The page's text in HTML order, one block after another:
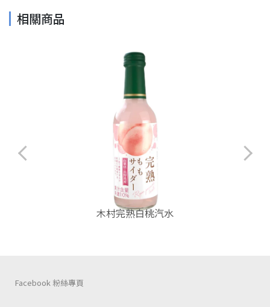
相關商品
木村完熟白桃汽水
Facebook 粉絲專頁